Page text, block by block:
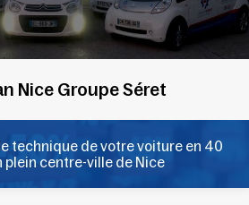
Nice Groupe Séret
technique de votre voiture en 40
plein centre-ville de Nice